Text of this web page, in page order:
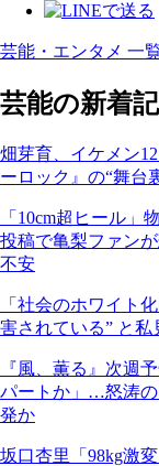
芸能・エンタメ 一
芸能の新着
畑芽育、イケメン
ーロック』の“舞台
「10cm超ヒール」
投稿で亀梨ファン
不安
「社会のホワイト
害されている” と
『風、薫る』次週
パートか」…怒涛の
発か
坂口杏里「98kg激